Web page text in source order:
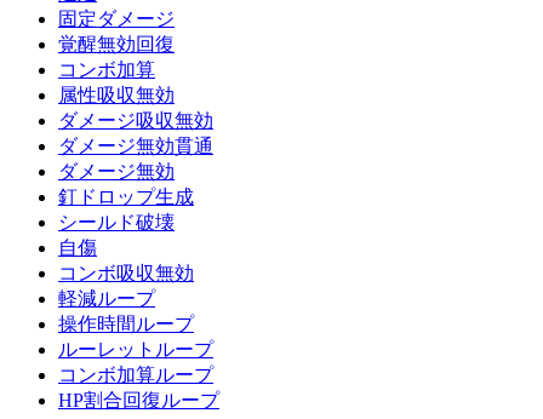
固定ダメージ
覚醒無効回復
コンボ加算
属性吸収無効
ダメージ吸収無効
ダメージ無効貫通
ダメージ無効
釘ドロップ生成
シールド破壊
自傷
コンボ吸収無効
軽減ループ
操作時間ループ
ルーレットループ
コンボ加算ループ
HP割合回復ループ